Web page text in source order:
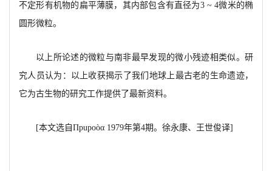
不定形有机物的扁平薄膜，其内部包含有直径为3 ~ 4微米的椭
圆形微粒。
以上所论述的微粒与南非最早发现的微小残迹相类似。研
究人员认为 ：以上收获揭示了我们 地球 上最古老的生命遗迹，
它为古生物的研究工作提供了最新资料。
[本文选自 Прuроòα 1979年第4期。徐永康、王世俊译]